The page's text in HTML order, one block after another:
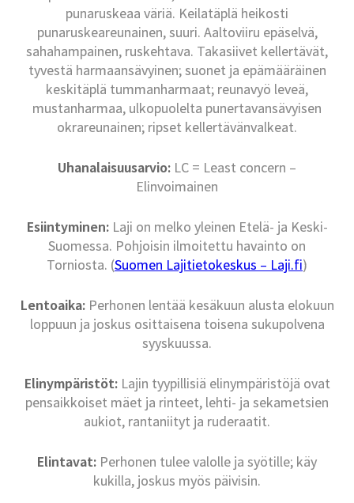
punaruskeaa väriä. Keilatäplä heikosti
punaruskeareunainen, suuri. Aaltoviiru epäselvä,
sahahampainen, ruskehtava. Takasiivet kellertävät,
tyvestä harmaansävyinen; suonet ja epämääräinen
keskitäplä tummanharmaat; reunavyö leveä,
mustanharmaa, ulkopuolelta punertavansävyisen
okrareunainen; ripset kellertävänvalkeat.
Uhanalaisuusarvio: LC = Least concern –
Elinvoimainen
Esiintyminen:Laji on melko yleinen Etelä- ja Keski-
Suomessa. Pohjoisin ilmoitettu havainto on
Torniosta. (Suomen Lajitietokeskus – Laji.fi)
Lentoaika:Perhonen lentää kesäkuun alusta elokuun
loppuun ja joskus osittaisena toisena sukupolvena
syyskuussa.
Elinympäristöt:Lajin tyypillisiä elinympäristöjä ovat
pensaikkoiset mäet ja rinteet, lehti- ja sekametsien
aukiot, rantaniityt ja ruderaatit.
Elintavat: Perhonen tulee valolle ja syötille; käy
kukilla, joskus myös päivisin.